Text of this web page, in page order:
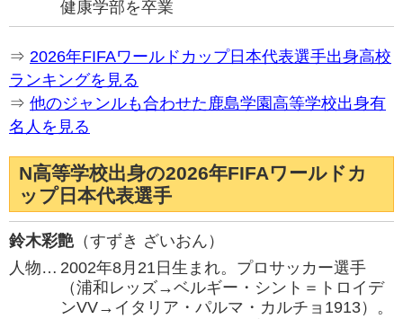
健康学部を卒業
⇒ 2026年FIFAワールドカップ日本代表選手出身高校
ランキングを見る
⇒ 他のジャンルも合わせた鹿島学園高等学校出身有
名人を見る
N高等学校出身の2026年FIFAワールドカ
ップ日本代表選手
鈴木彩艶（すずき ざいおん）
人物… 2002年8月21日生まれ。プロサッカー選手
（浦和レッズ→ベルギー・シント＝トロイデ
ンVV→イタリア・パルマ・カルチョ1913）。